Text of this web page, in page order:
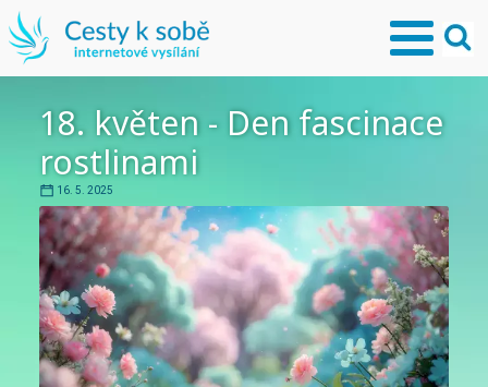
18. květen - Den fascinace
rostlinami
16. 5. 2025